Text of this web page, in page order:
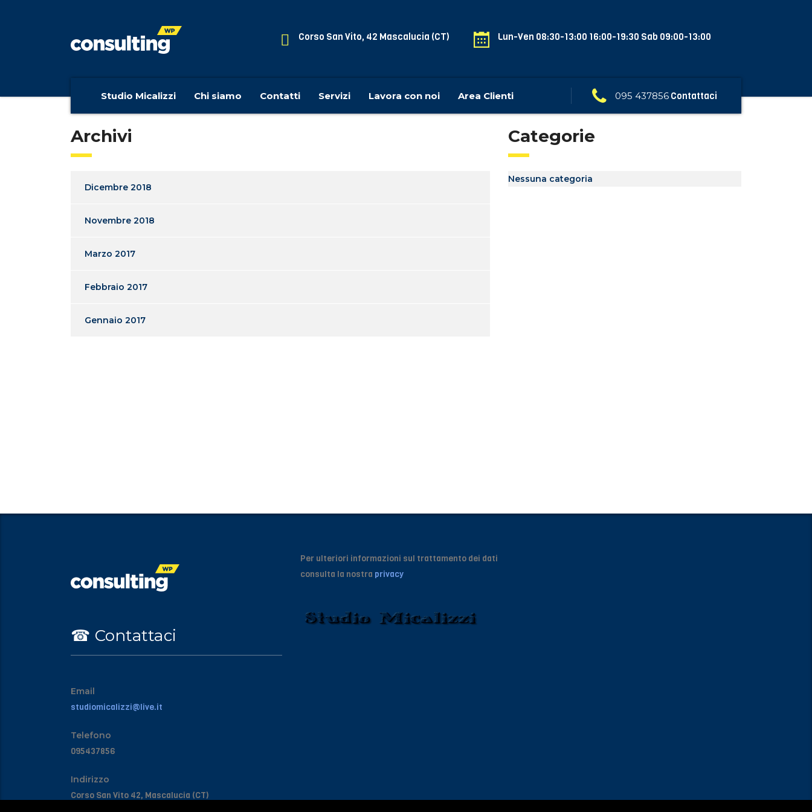
Corso San Vito, 42 Mascalucia (CT) Lun-Ven 08:30-13:00 16:00-19:30 Sab 09:00-13:00
Studio Micalizzi Chi siamo Contatti Servizi Lavora con noi Area Clienti 095 437856 Contattaci
Archivi
Dicembre 2018
Novembre 2018
Marzo 2017
Febbraio 2017
Gennaio 2017
Categorie
Nessuna categoria
☎︎ Contattaci
Email
studiomicalizzi@live.it
Telefono
095437856
Indirizzo
Corso San Vito 42, Mascalucia (CT)
Per ulteriori informazioni sul trattamento dei dati
consulta la nostra privacy